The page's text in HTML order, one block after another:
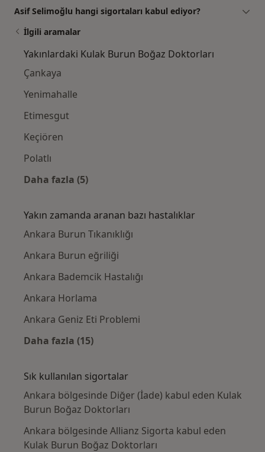
Asif Selimoğlu hangi sigortaları kabul ediyor?
İlgili aramalar
Yakınlardaki Kulak Burun Boğaz Doktorları
Çankaya
Yenimahalle
Etimesgut
Keçiören
Polatlı
Daha fazla (5)
Yakın zamanda aranan bazı hastalıklar
Ankara Burun Tıkanıklığı
Ankara Burun eğriliği
Ankara Bademcik Hastalığı
Ankara Horlama
Ankara Geniz Eti Problemi
Daha fazla (15)
Sık kullanılan sigortalar
Ankara bölgesinde Diğer (İade) kabul eden Kulak
Burun Boğaz Doktorları
Ankara bölgesinde Allianz Sigorta kabul eden
Kulak Burun Boğaz Doktorları